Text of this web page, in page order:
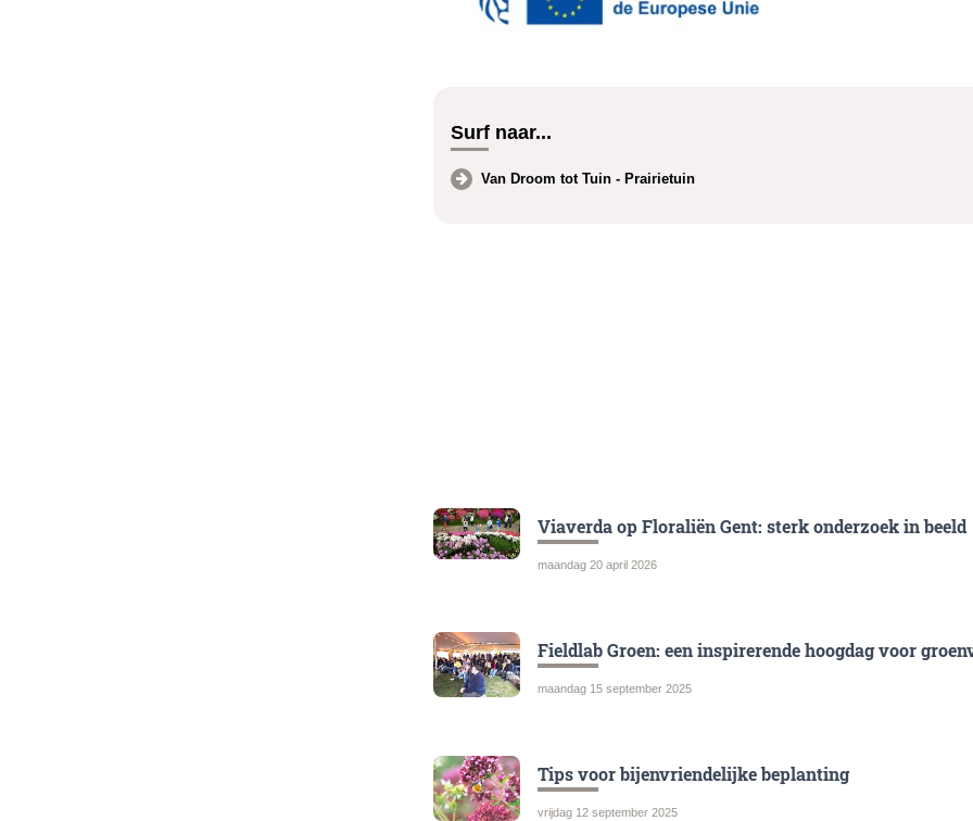
Surf naar...
Van Droom tot Tuin - Prairietuin
Viaverda op Floraliën Gent: sterk onderzoek in beeld
maandag 20 april 2026
Fieldlab Groen: een inspirerende hoogdag voor
maandag 15 september 2025
Tips voor bijenvriendelijke beplanting
vrijdag 12 september 2025